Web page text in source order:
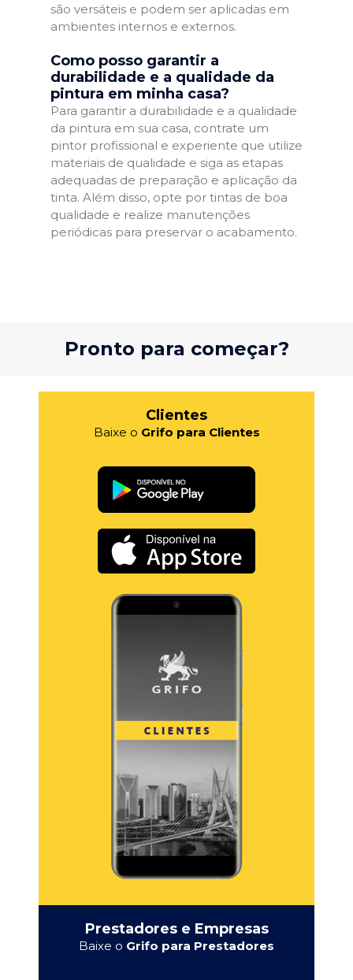
são versáteis e podem ser aplicadas em
ambientes internos e externos.
Como posso garantir a
durabilidade e a qualidade da
pintura em minha casa?
Para garantir a durabilidade e a qualidade
da pintura em sua casa, contrate um
pintor profissional e experiente que utilize
materiais de qualidade e siga as etapas
adequadas de preparação e aplicação da
tinta. Além disso, opte por tintas de boa
qualidade e realize manutenções
periódicas para preservar o acabamento.
Pronto para começar?
Clientes
Baixe o Grifo para Clientes
Prestadores e Empresas
Baixe o Grifo para Prestadores